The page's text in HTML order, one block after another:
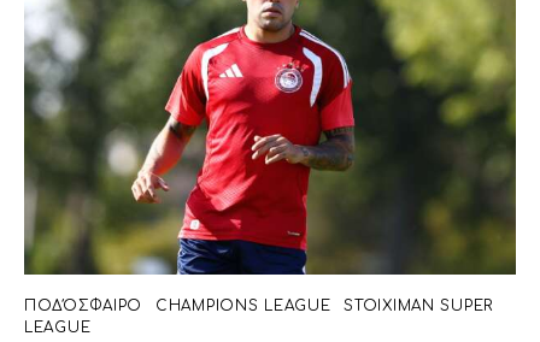
ΠΟΔΌΣΦΑΙΡΟ CHAMPIONS LEAGUE
STOIXIMAN SUPER
LEAGUE